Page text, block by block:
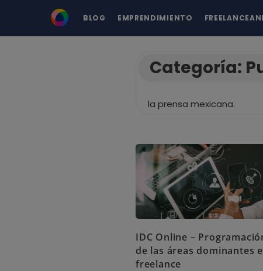
BLOG EMPRENDIMIENTO
Categoría:
la prensa mexicana.
IDC Online –
de las áreas dominantes
freelance